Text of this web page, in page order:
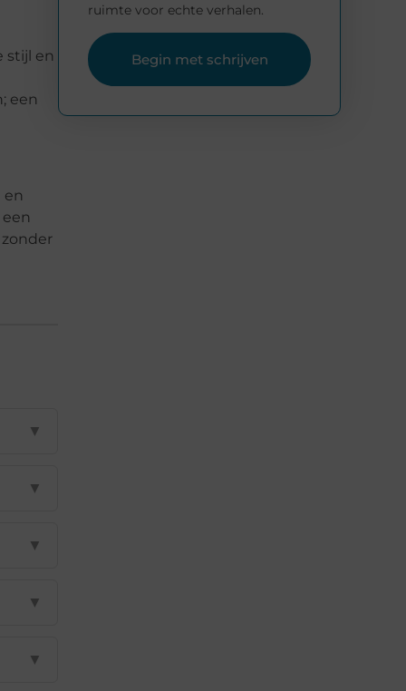
stijl en
een
en
▼
▼
▼
▼
▼
ruimte voor echte verhalen.
Begin met schrijven